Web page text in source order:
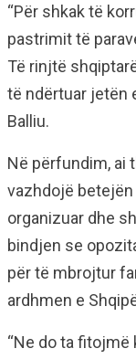
“Për shkak të
pastrimit të
Të rinjtë
të ndërtuar jetën
Balliu.
Në përfundim, ai
vazhdojë
organizuar dhe
bindjen se
për të mbrojtur
ardhmen e
“Ne do ta